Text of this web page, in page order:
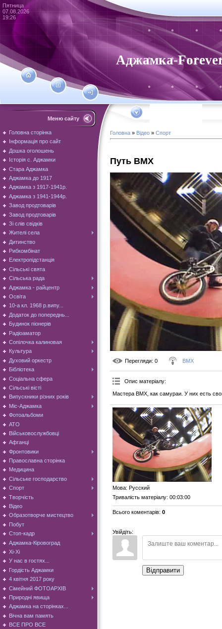
Пятница
07.08.2026
19:26
Аджамка-
Меню сайту
Головна сторінка
Інформація про сайт
Дошка оголошень
Історія с. Аджамки
Стара Аджамка
Аджамка до 1917
Аджамка з 1917-1941р.
Аджамка з 1941-1944р.
Завод продтоварів
Завод продтоварів
Зі слів свідків
Жителі села
Дитинство
Рибкомбінат
Електропідстанція
Сільські свята
Сільська рада
Аджамка - райцентр
Освіта
10-а кл. 1968 р.випу...
Додаток до попереднь...
Будинок піонерів
Радіоаматор
Сопілочка калиновая
Культура
Духовий оркестр
Бібліотека
Соціальна сфера
Сільські вісті
Випускники різних років
Міс-Аджамка
Фотоальбоми
АТО
Військовослужбовці
Афганці
Фронтовики
Православна сторінка
Медицина
Сільське господарство
Спорт
Творчість
Відео
Образотворче мистецтво
Побут
Стоп-кадр
Аджамка-Кіровоград
Хі-Хі
У нас в гостях...
Гордість Аджамки
4 квітня 2017 року
Сімейний ФОТОАРХІВ
Природні явища
Аджамка на сторінках...
Вічна вам память
ВСЕ ПРО ВСЕ
Головна » Відео » Спорт
Путь BMX
Перегляди: 0 BMX
Опис матеріалу:
Мастера BMX, как самураи. У них есть
Мова: Русский
Тривалість матеріалу: 00:03:00
Всього коментарів: 0
Увійдіть:
Відправити